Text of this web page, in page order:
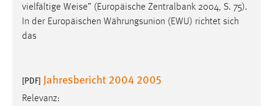
vielfältige Weise” (Europäische Zentralbank 2004, S. 75).
In der Europäischen Währungsunion (EWU) richtet sich
das
[PDF] Jahresbericht 2004 2005
Relevanz: